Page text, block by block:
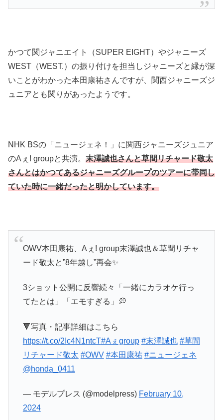
かつて関ジャニエイト（SUPER EIGHT）やジャニーズ
WEST（WEST.）の振り付けを担当しジャニーズと縁が深
いことがわかった本田康祐さんですが、関西ジャニーズジ
ュニアとも関りがあったようです。
NHK BSの「ニュージェネ！」に関西ジャニーズジュニア
のAぇ! groupと共演。 末澤誠也さんと草間リチャード敬太
さんとはかつてあるジャニーズグループのツアーに帯同し
ていた時に一緒だったと明かしています。
OWV本田康祐、Aぇ! group末澤誠也＆草間リチャ
ード敬太と”8年越し”再会✨
3ショット公開に反響続々「一緒にカラオケ行っ
てたとは」「エモすぎる」💭
🔻写真・記事詳細はこちら
https://t.co/2Ic4N1ntcT#Aぇgroup #末澤誠也 #草間
リチャード敬太 #OWV #本田康祐 #ニュージェネ
@honda_0411
— モデルプレス (@modelpress) February 10,
2024